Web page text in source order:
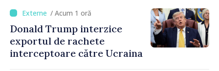
iar diaspora poate juca un
rol important în promovarea
și susținerea acestui
parcurs”
/ Acum 1 oră
Donald Trump interzice
exportul de rachete
interceptoare către Ucraina